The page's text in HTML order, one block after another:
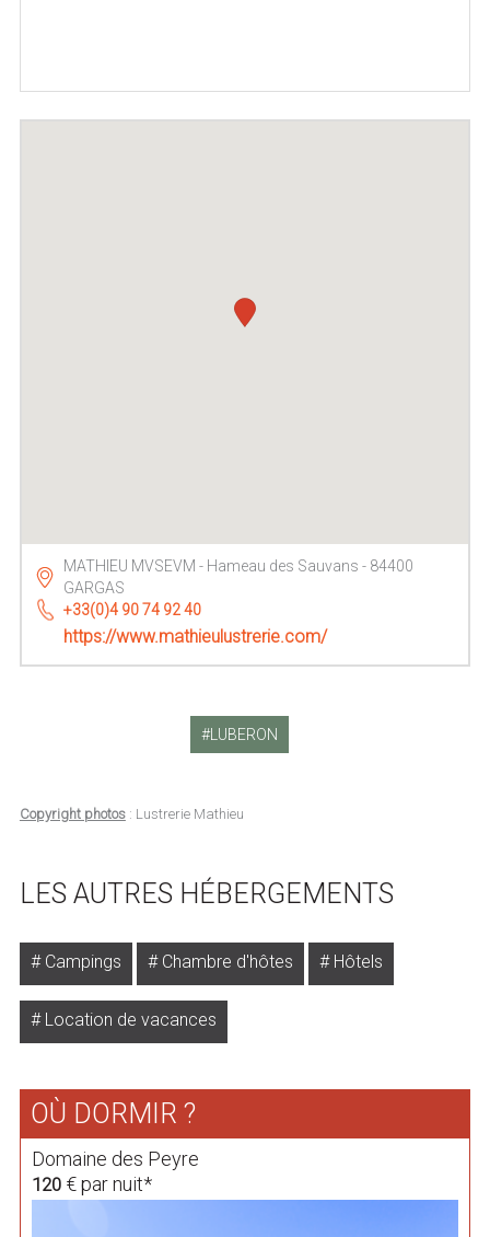
MATHIEU MVSEVM - Hameau des Sauvans - 84400
GARGAS
+33(0)4 90 74 92 40
https://www.mathieulustrerie.com/
LUBERON
Copyright photos: Lustrerie Mathieu
LES AUTRES HÉBERGEMENTS
Campings Chambre d'hôtes Hôtels
Location de vacances
OÙ DORMIR ?
Domaine des Peyre
120€ par nuit*